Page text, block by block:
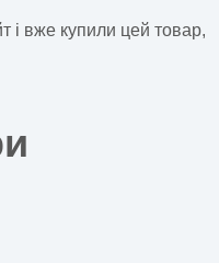
і вже купили цей товар,